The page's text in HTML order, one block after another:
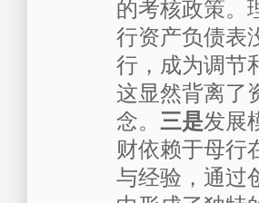
的考核政策。
行资产负债表
行，成为调节
这显然背离了
念。 三是发展
财依赖于母行
与经验，通过